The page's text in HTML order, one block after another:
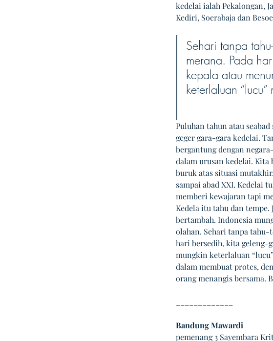
kedelai ialah Pekalongan,
Kediri, Soerabaja dan
Sehari tanpa
merana. Pada
kepala atau
keterlaluan
Puluhan tahun atau
geger gara-gara kedelai.
bergantung dengan
dalam urusan kedelai.
buruk atas situasi
sampai abad XXI. Kedelai
memberi kewajaran tapi
Kedela itu tahu dan
bertambah. Indonesia
olahan. Sehari tanpa tahu-
hari bersedih, kita geleng-
mungkin keterlaluan
dalam membuat protes,
orang menangis bersama.
Bandung Mawardi
pemenang 3 Sayembara